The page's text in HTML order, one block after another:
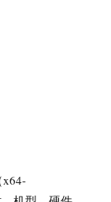
x64-